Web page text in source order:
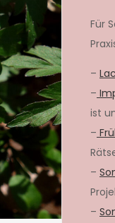
Für
–
–
ist
–
–
–